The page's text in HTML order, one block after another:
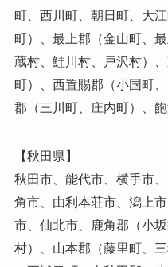
町、西川町、朝日町、大
町）、最上郡（金山町、
蔵村、鮭川村、戸沢村）
町）、西置賜郡（小国町
郡（三川町、庄内町）、飽
【秋田県】
秋田市、能代市、横手市
角市、由利本荘市、潟上
市、仙北市、鹿角郡（小
村）、山本郡（藤里町、